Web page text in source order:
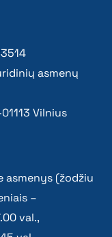
asmenų
Vilnius
asmenys (žodžiu
–
val.,